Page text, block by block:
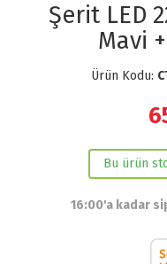
Şerit LED
Mavi
Ürün Kodu:
Bu ürün
16:00'a kadar